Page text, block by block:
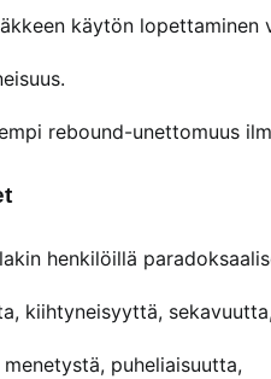
käytön
rebound-unettomuus
henkilöillä
kiihtyneisyyttä, sekavuutta,
puheliaisuutta,